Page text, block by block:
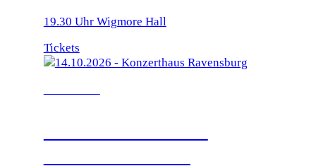
19.30 Uhr Wigmore Hall
Tickets